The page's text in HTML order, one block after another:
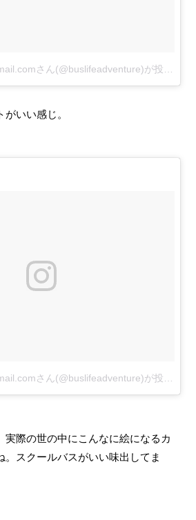
いい感じ。
実際の世の中にこんなに絵になるカ
。スクールバスがいい味出してま